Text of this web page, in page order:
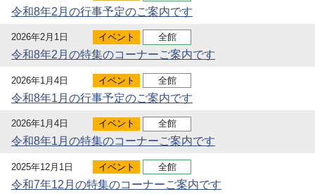
令和8年2月の行事予定のご案内です
2026年2月1日 イベント 全館
令和8年2月の特集のコーナーご案内です
2026年1月4日 イベント 全館
令和8年1月の行事予定のご案内です
2026年1月4日 イベント 全館
令和8年1月の特集のコーナーご案内です
2025年12月1日 イベント 全館
令和7年12月の特集のコーナーご案内です